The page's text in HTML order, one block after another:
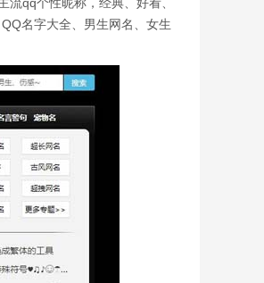
名字大全、男生网名、女生